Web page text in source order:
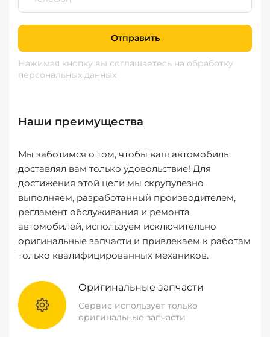
Отправить
Нажимая кнопку вы соглашаетесь на обработку
персональных данных
Наши преимущества
Мы заботимся о том, чтобы ваш автомобиль
доставлял вам только удовольствие! Для
достижения этой цели мы скрупулезно
выполняем, разработанный производителем,
регламент обслуживания и ремонта
автомобилей, используем исключительно
оригинальные запчасти и привлекаем к работам
только квалифицированных механиков.
Оригинальные запчасти
Сервис использует только
оригинальные запчасти